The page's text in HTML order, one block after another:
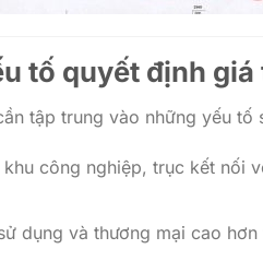
tố quyết định giá
tập trung vào những yếu tố
công nghiệp, trục kết nối
dụng và thương mại cao hơn